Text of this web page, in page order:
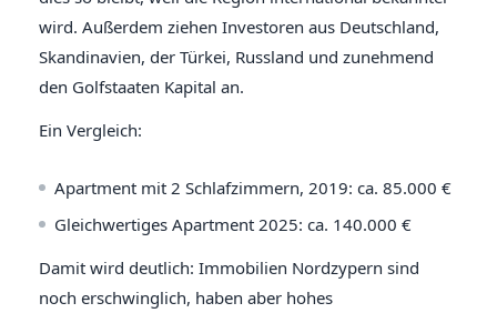
wird. Außerdem ziehen Investoren aus Deutschland,
Skandinavien, der Türkei, Russland und zunehmend
den Golfstaaten Kapital an.
Ein Vergleich:
Apartment mit 2 Schlafzimmern, 2019: ca. 85.000 €
Gleichwertiges Apartment 2025: ca. 140.000 €
Damit wird deutlich: Immobilien Nordzypern sind
noch erschwinglich, haben aber hohes